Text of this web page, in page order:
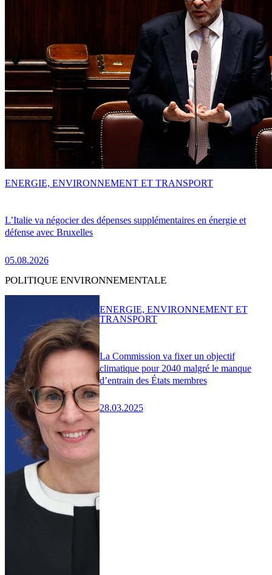
L’Italie va négocier des dépenses supplémentaires en énergie et
défense avec Bruxelles
05.08.2026
ENERGIE, ENVIRONNEMENT ET TRANSPORT
POLITIQUE ENVIRONNEMENTALE
La Commission va fixer un objectif
climatique pour 2040 malgré le manque
d’entrain des États membres
28.03.2025
ENERGIE, ENVIRONNEMENT ET
TRANSPORT